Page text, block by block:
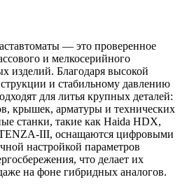
— это проверенное
и мелкосерийного
изделий. Благодаря высокой
и стабильному давлению
для литья крупных деталей:
крышек, арматуры и технических
станки, такие как Haida HDX,
III, оснащаются цифровыми
настройкой параметров
что делает их
на фоне гибридных аналогов.